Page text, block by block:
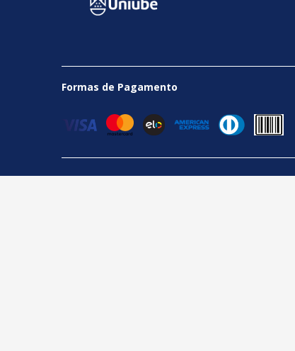
Formas de Pagamento